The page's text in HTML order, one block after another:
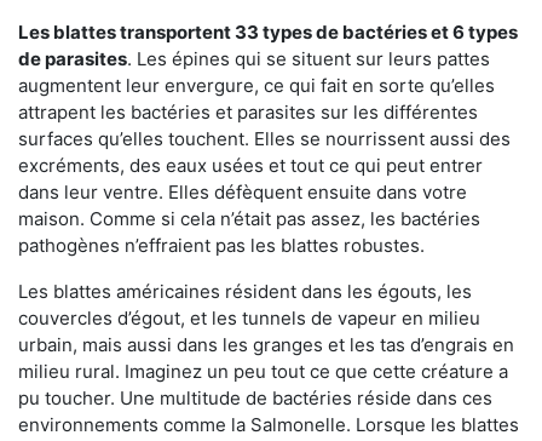
Les blattes transportent 33 types de bactéries et 6 types
de parasites. Les épines qui se situent sur leurs pattes
augmentent leur envergure, ce qui fait en sorte qu’elles
attrapent les bactéries et parasites sur les différentes
surfaces qu’elles touchent. Elles se nourrissent aussi des
excréments, des eaux usées et tout ce qui peut entrer
dans leur ventre. Elles défèquent ensuite dans votre
maison. Comme si cela n’était pas assez, les bactéries
pathogènes n’effraient pas les blattes robustes.
Les blattes américaines résident dans les égouts, les
couvercles d’égout, et les tunnels de vapeur en milieu
urbain, mais aussi dans les granges et les tas d’engrais en
milieu rural. Imaginez un peu tout ce que cette créature a
pu toucher. Une multitude de bactéries réside dans ces
environnements comme la Salmonelle. Lorsque les blattes